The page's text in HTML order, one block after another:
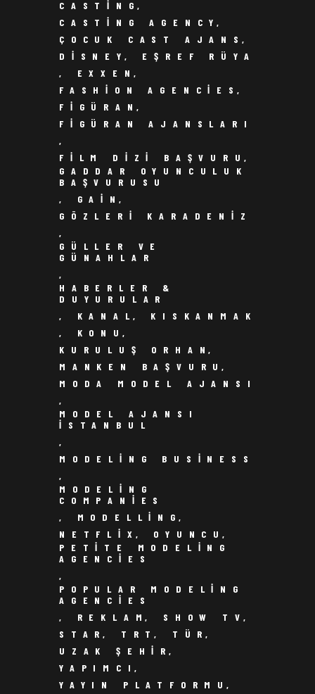
CASTING,
CASTING AGENCY,
ÇOCUK CAST AJANS,
DISNEY, EŞREF RÜYA
, EXXEN,
FASHION AGENCIES,
FIGÜRAN,
FIGÜRAN AJANSLARI
,
FILM DIZI BAŞVURU,
GADDAR OYUNCULUK
BAŞVURUSU
, GAIN,
GÖZLERI KARADENIZ
,
GÜLLER VE
GÜNAHLAR
,
HABERLER &
DUYURULAR
, KANAL, KISKANMAK
, KONU,
KURULUŞ ORHAN,
MANKEN BAŞVURU,
MODA MODEL AJANSI
,
MODEL AJANSI
ISTANBUL
,
MODELING BUSINESS
,
MODELING
COMPANIES
, MODELLING,
NETFLIX, OYUNCU,
PETITE MODELING
AGENCIES
,
POPULAR MODELING
AGENCIES
, REKLAM, SHOW TV,
STAR, TRT, TÜR,
UZAK ŞEHIR,
YAPIMCI,
YAYIN PLATFORMU,